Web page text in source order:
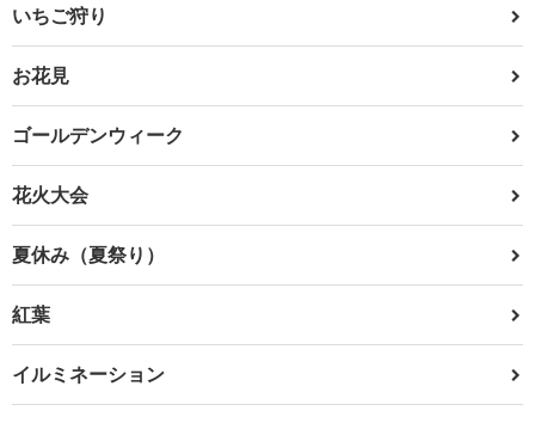
いちご狩り
お花見
ゴールデンウィーク
花火大会
夏休み（夏祭り）
紅葉
イルミネーション